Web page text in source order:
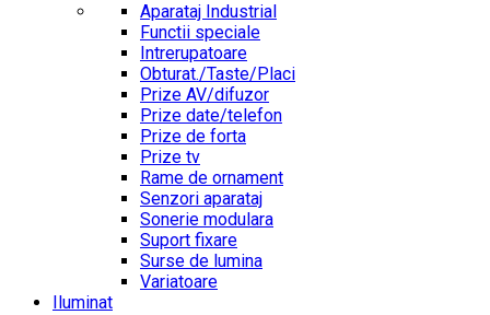
Aparataj Industrial
Functii speciale
Intrerupatoare
Obturat./Taste/Placi
Prize AV/difuzor
Prize date/telefon
Prize de forta
Prize tv
Rame de ornament
Senzori aparataj
Sonerie modulara
Suport fixare
Surse de lumina
Variatoare
Iluminat